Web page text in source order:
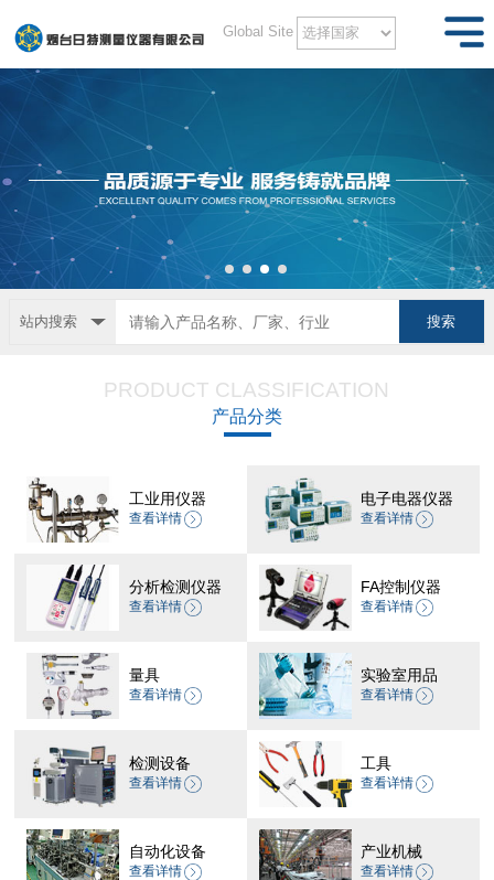
Global Site
站内搜索
PRODUCT CLASSIFICATION
产品分类
工业用仪器
查看详情
电子电器仪器
查看详情
分析检测仪器
查看详情
FA控制仪器
查看详情
量具
查看详情
实验室用品
查看详情
检测设备
查看详情
工具
查看详情
自动化设备
查看详情
产业机械
查看详情